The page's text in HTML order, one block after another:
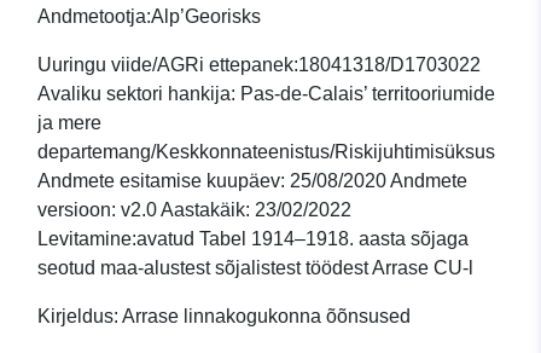
Andmetootja:Alp’Georisks
Uuringu viide/AGRi ettepanek:18041318/D1703022
Avaliku sektori hankija: Pas-de-Calais’ territooriumide
ja mere
departemang/Keskkonnateenistus/Riskijuhtimisüksus
Andmete esitamise kuupäev: 25/08/2020 Andmete
versioon: v2.0 Aastakäik: 23/02/2022
Levitamine:avatud Tabel 1914–1918. aasta sõjaga
seotud maa-alustest sõjalistest töödest Arrase CU-l
Kirjeldus: Arrase linnakogukonna õõnsused